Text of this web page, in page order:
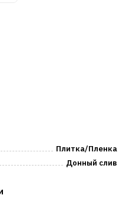
Плитка/Пленка
Донный слив